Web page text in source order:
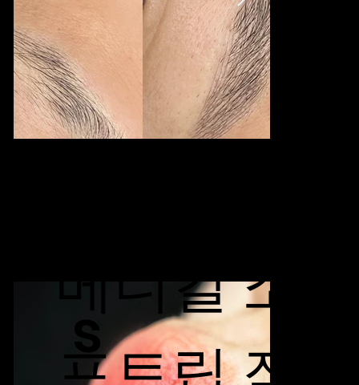
메디컬 소
s